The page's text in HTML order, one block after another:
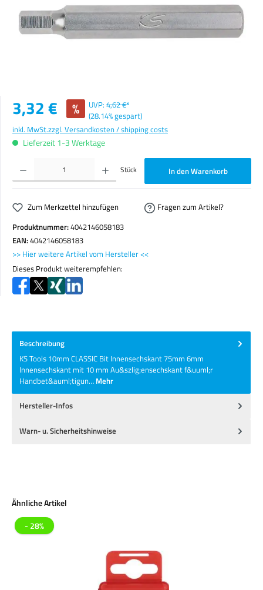
Verkaufspreis:
3,32 € % UVP: 4,62 €*
(28.14% gespart)
inkl. MwSt.zzgl. Versandkosten / shipping costs
Lieferzeit 1-3 Werktage
Produkt Anzahl: Gib den gewünschten Wert ein oder benutze die Schaltflächen um die Anzahl zu
Stück In den Warenkorb
Zum Merkzettel hinzufügen
Fragen zum Artikel?
Produktnummer:4042146058183
EAN:4042146058183
>> Hier weitere Artikel vom Hersteller <<
Dieses Produkt weiterempfehlen:
Beschreibung
KS Tools 10mm CLASSIC Bit Innensechskant 75mm 6mm
Innensechskant mit 10 mm Au&szlig;ensechskant f&uuml;r
Handbet&auml;tigun… Mehr
Hersteller-Infos
Warn- u. Sicherheitshinweise
Produktgalerie überspringen
Ähnliche Artikel
- 28%